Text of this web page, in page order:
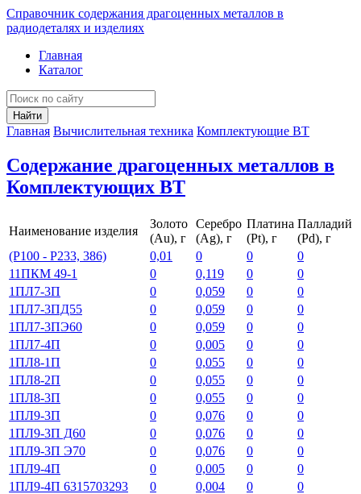
Справочник содержания драгоценных металлов в
радиодеталях и изделиях
Главная
Каталог
Найти
Главная Вычислительная техника Комплектующие ВТ
Содержание драгоценных металлов в
Комплектующих ВТ
Наименование изделия
Золото
(Au), г
Серебро
(Ag), г
Платина
(Pt), г
Палладий
(Pd), г
(Р100 - Р233, 386)
0,01 0 0
0
11ПКМ 49-1
0 0,119 0
0
1ПЛ7-3П
0 0,059 0
0
1ПЛ7-3ПД55
0 0,059 0
0
1ПЛ7-3ПЭ60
0 0,059 0
0
1ПЛ7-4П
0 0,005 0
0
1ПЛ8-1П
0 0,055 0
0
1ПЛ8-2П
0 0,055 0
0
1ПЛ8-3П
0 0,055 0
0
1ПЛ9-3П
0 0,076 0
0
1ПЛ9-3П Д60
0 0,076 0
0
1ПЛ9-3П Э70
0 0,076 0
0
1ПЛ9-4П
0 0,005 0
0
1ПЛ9-4П 6315703293
0 0,004 0
0